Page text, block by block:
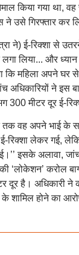
किया गया था, वह
उसे गिरफ्तार कर
ने) ई-रिक्शा से
लिया... और
कि महिला अपने घर
ने इस
300 मीटर दूर ई-
तक वह अपने भाई के
लेकर गई,
इसके अलावा, जांच
‘लोकेशन’ करोल
दूर है। अधिकारी ने
शामिल होने का